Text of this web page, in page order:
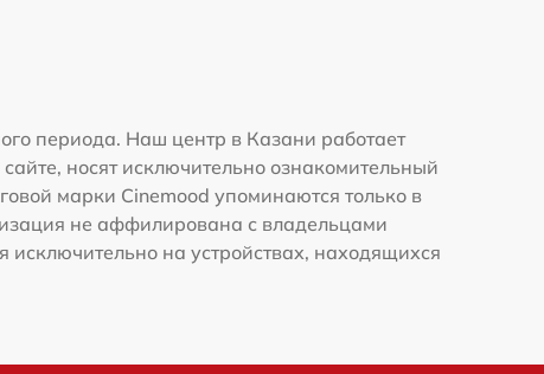
периода. Наш центр в Казани работает
носят исключительно ознакомительный
марки Cinemood упоминаются только в
не аффилирована с владельцами
на устройствах, находящихся